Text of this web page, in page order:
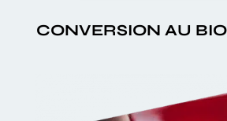
CONVERSION AU